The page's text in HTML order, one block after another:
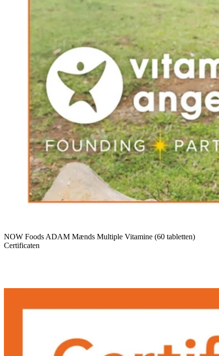
NOW Foods ADAM Mænds Multiple Vitamine (60 tabletten)
Certificaten